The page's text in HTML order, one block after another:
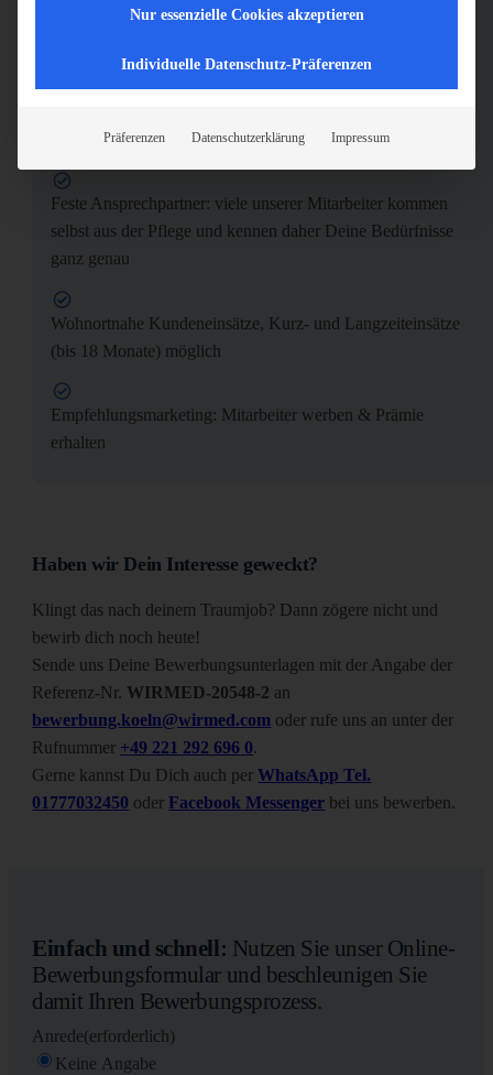
Wunscheinbindung bei der Dienstplangestaltung
Urlaubs- und Weihnachtsgeld
30 Tage Urlaub die Du flexibel gestalten kannst
Feste Ansprechpartner: viele unserer Mitarbeiter kommen
selbst aus der Pflege und kennen daher Deine Bedürfnisse
ganz genau
Wohnortnahe Kundeneinsätze, Kurz- und Langzeiteinsätze
(bis 18 Monate) möglich
Empfehlungsmarketing: Mitarbeiter werben & Prämie
erhalten
Haben wir Dein Interesse geweckt?
Klingt das nach deinem Traumjob? Dann zögere nicht und
bewirb dich noch heute!
Sende uns Deine Bewerbungsunterlagen mit der Angabe der
Referenz-Nr. WIRMED-20548-2 an
bewerbung.koeln@wirmed.com oder rufe uns an unter der
Rufnummer +49 221 292 696 0.
Gerne kannst Du Dich auch perWhatsApp Tel.
01777032450 oder Facebook Messenger bei uns bewerben.
Einfach und schnell: Nutzen Sie unser Online-
Bewerbungsformular und beschleunigen Sie
damit Ihren Bewerbungsprozess.
Anrede(erforderlich)
Keine Angabe
Nur essenzielle Cookies akzeptieren
Individuelle Datenschutz-Präferenzen
Präferenzen Datenschutzerklärung Impressum